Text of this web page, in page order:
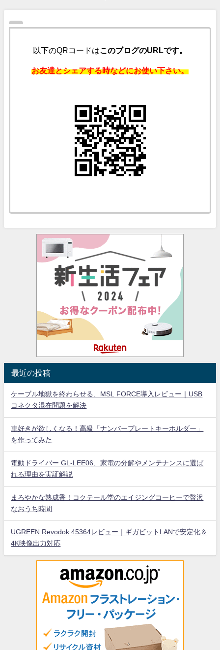
以下のQRコードはこのブログのURLです。
お友達とシェアする時などにお使い下さい。
最近の投稿
ケーブル地獄を終わらせる、MSL FORCE導入レビュー｜USB
コネクタ混在問題を解決
車好きが欲しくなる！高級「ナンバープレートキーホルダー」
を作ってみた
電動ドライバー GL-LEE06、家電の分解やメンテナンスに選ば
れる理由を実証解説
まろやかな熟成香！コクテール堂のエイジングコーヒーで贅沢
なおうち時間
UGREEN Revodok 45364レビュー｜ギガビットLANで安定化＆
4K映像出力対応